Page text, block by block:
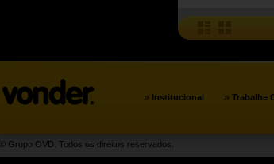
» Institucional » Trabalhe
© Grupo OVD. Todos os direitos reservados.